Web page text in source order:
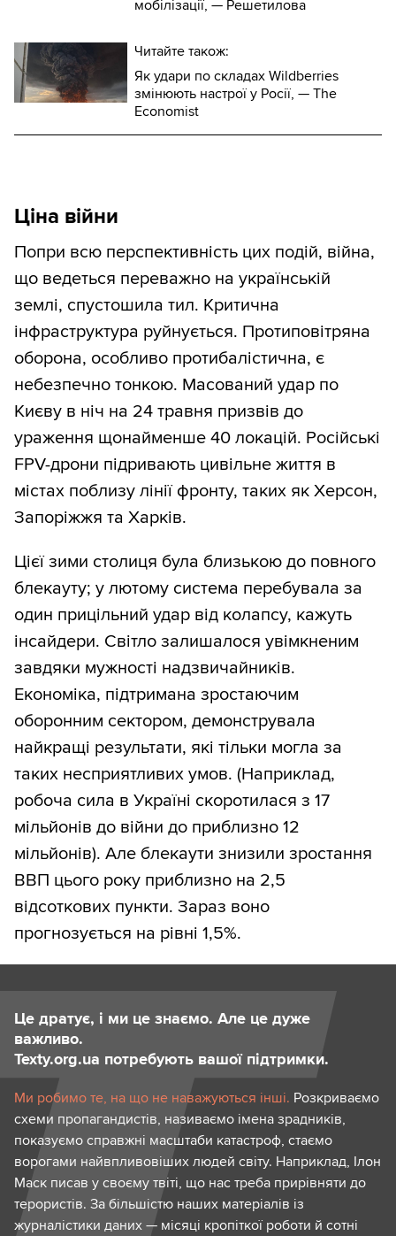
мобілізації, — Решетилова
Читайте також:
Як удари по складах Wildberries
змінюють настрої у Росії, — The
Economist
Ціна війни
Попри всю перспективність цих подій, війна,
що ведеться переважно на українській
землі, спустошила тил. Критична
інфраструктура руйнується. Протиповітряна
оборона, особливо протибалістична, є
небезпечно тонкою. Масований удар по
Києву в ніч на 24 травня призвів до
ураження щонайменше 40 локацій. Російські
FPV-дрони підривають цивільне життя в
містах поблизу лінії фронту, таких як Херсон,
Запоріжжя та Харків.
Цієї зими столиця була близькою до повного
блекауту; у лютому система перебувала за
один прицільний удар від колапсу, кажуть
інсайдери. Світло залишалося увімкненим
завдяки мужності надзвичайників.
Економіка, підтримана зростаючим
оборонним сектором, демонструвала
найкращі результати, які тільки могла за
таких несприятливих умов. (Наприклад,
робоча сила в Україні скоротилася з 17
мільйонів до війни до приблизно 12
мільйонів). Але блекаути знизили зростання
ВВП цього року приблизно на 2,5
відсоткових пункти. Зараз воно
прогнозується на рівні 1,5%.
Це дратує, і ми це знаємо. Але це дуже
важливо.
Texty.org.ua потребують вашої підтримки.
Ми робимо те, на що не наважуються інші. Розкриваємо
схеми пропагандистів, називаємо імена зрадників,
показуємо справжні масштаби катастроф, стаємо
ворогами найвпливовіших людей світу. Наприклад, Ілон
Маск писав у своєму твіті, що нас треба прирівняти до
терористів. За більшістю наших матеріалів із
журналістики даних — місяці кропіткої роботи й сотні